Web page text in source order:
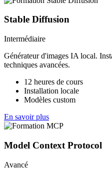
Stable Diffusion
Intermédiaire
Générateur d'images IA local.
techniques avancées.
12 heures de cours
Installation locale
Modèles custom
En savoir plus
Model Context Protocol
Avancé